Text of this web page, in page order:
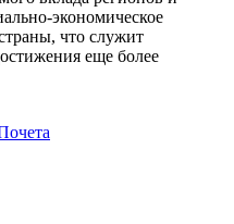
экономическое
что служит
еще более